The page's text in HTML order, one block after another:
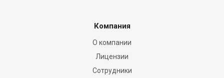
Компания
О компании
Лицензии
Сотрудники